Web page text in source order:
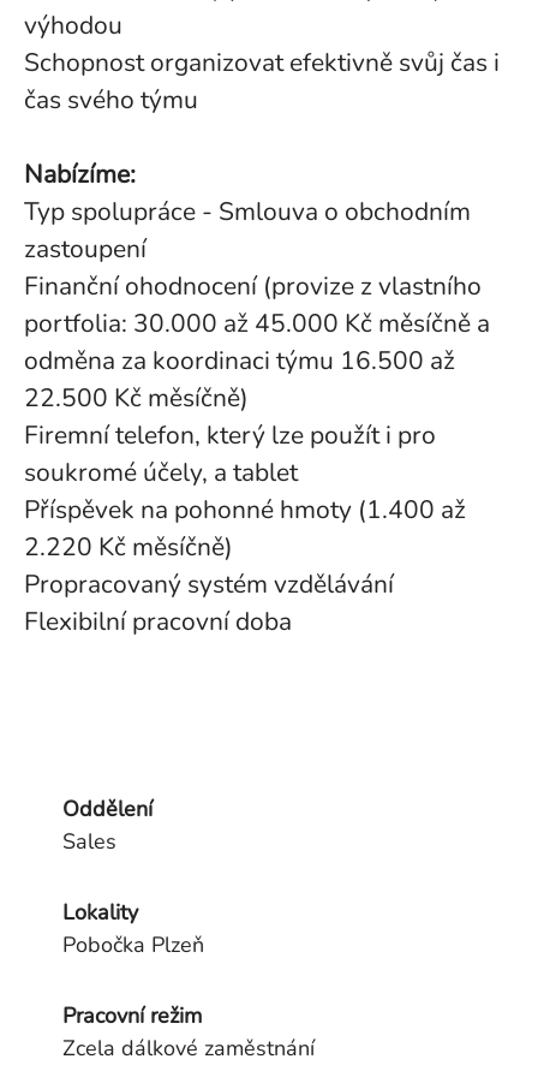
výhodou
Schopnost organizovat efektivně svůj čas i
čas svého týmu
Nabízíme:
Typ spolupráce - Smlouva o obchodním
zastoupení
Finanční ohodnocení (provize z vlastního
portfolia: 30.000 až 45.000 Kč měsíčně a
odměna za koordinaci týmu 16.500 až
22.500 Kč měsíčně)
Firemní telefon, který lze použít i pro
soukromé účely, a tablet
Příspěvek na pohonné hmoty (1.400 až
2.220 Kč měsíčně)
Propracovaný systém vzdělávání
Flexibilní pracovní doba
Oddělení
Sales
Lokality
Pobočka Plzeň
Pracovní režim
Zcela dálkové zaměstnání